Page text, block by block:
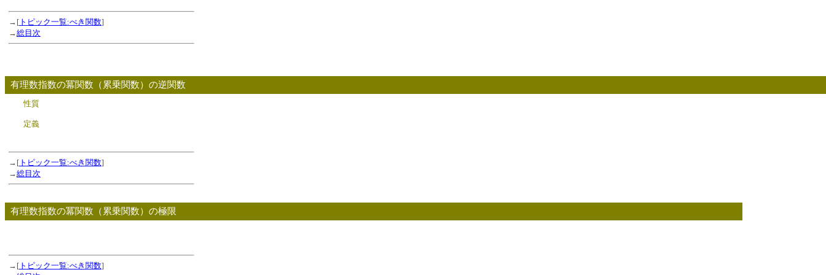
→[ トピック一覧:べき関数]
→総目次
有理数指数の冪関数（累乗関数）の逆関数
性質
定義
→[ トピック一覧:べき関数]
→総目次
有理数指数の冪関数（累乗関数）の極限
→[ トピック一覧:べき関数]